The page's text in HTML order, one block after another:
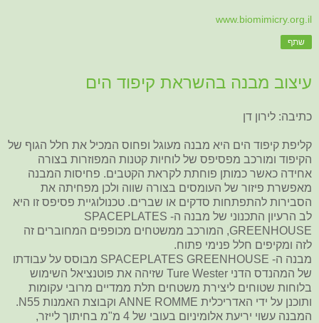
www.biomimicry.org.il
שתף
עיצוב מבנה בהשראת קיפוד הים
כתיבה: לירון דן
קליפת קיפוד הים היא מבנה מעוגל ופחוס המכיל את חלל הגוף של
הקיפוד ומורכב מפסיפס של לוחיות קטנות המפוזרות בצורה
אחידה כאשר כמותן פוחתת לקראת הקטבים. פחיסות המבנה
מאפשרת פיזור של העומסים בצורה שווה ולכן מפחיתה את
הסבירות להתפתחות סדקים או שברים. טכנולוגיית פסיפס זו היא
לב הרעיון התכנוני של מבנה ה- SPACEPLATES
GREENHOUSE, המורכב ממשטחים מכופפים המחוברים זה
לזה ומקיפים חלל פנימי פתוח.
מבנה ה- SPACEPLATES GREENHOUSE מבוסס על עבודתו
של המהנדס הדני Ture Wester שזיהה את פוטנציאל השימוש
בלוחות שטוחים ליצירת משטחים תלת ממדיים מרובי עקומות
ותוכנן על ידי האדריכלית ANNE ROMME וקבוצת האמנות N55.
המבנה עשוי יריעת אלומיניום בעובי של 4 מ"מ בחיתוך לייזר,